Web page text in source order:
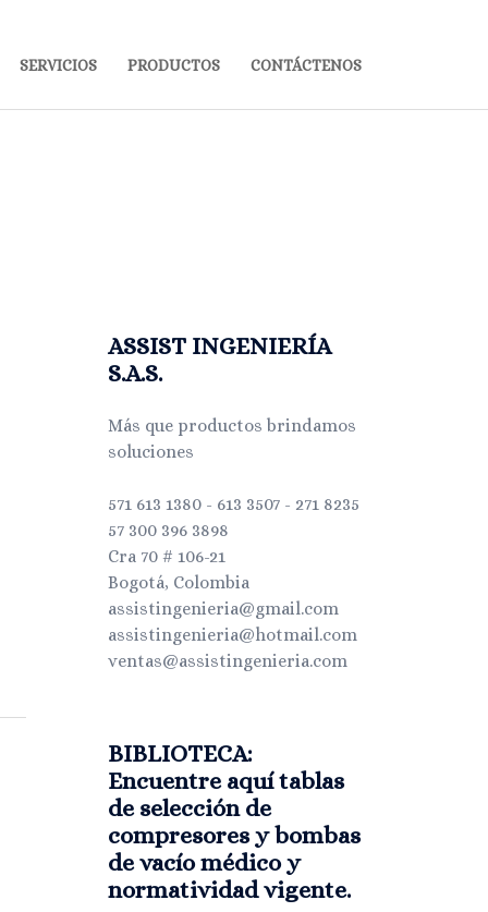
SERVICIOS PRODUCTOS CONTÁCTENOS
ASSIST INGENIERÍA
S.A.S.
Más que productos brindamos
soluciones
571 613 1380 - 613 3507 - 271 8235
57 300 396 3898
Cra 70 # 106-21
Bogotá, Colombia
assistingenieria@gmail.com
assistingenieria@hotmail.com
ventas@assistingenieria.com
BIBLIOTECA:
Encuentre aquí tablas
de selección de
compresores y bombas
de vacío médico y
normatividad vigente.